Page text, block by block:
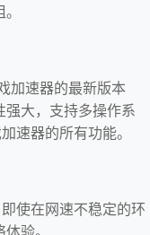
加速器的最新版本
大，支持多操作系
速器的所有功能。
使在网速不稳定的环